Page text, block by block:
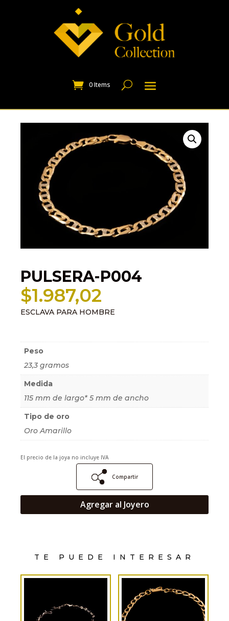
0 Items
PULSERA-P004
$1.987,02
ESCLAVA PARA HOMBRE
Peso
23,3 gramos
Medida
115 mm de largo* 5 mm de ancho
Tipo de oro
Oro Amarillo
El precio de la joya no incluye IVA
Compartir
Agregar al Joyero
TE PUEDE INTERESAR